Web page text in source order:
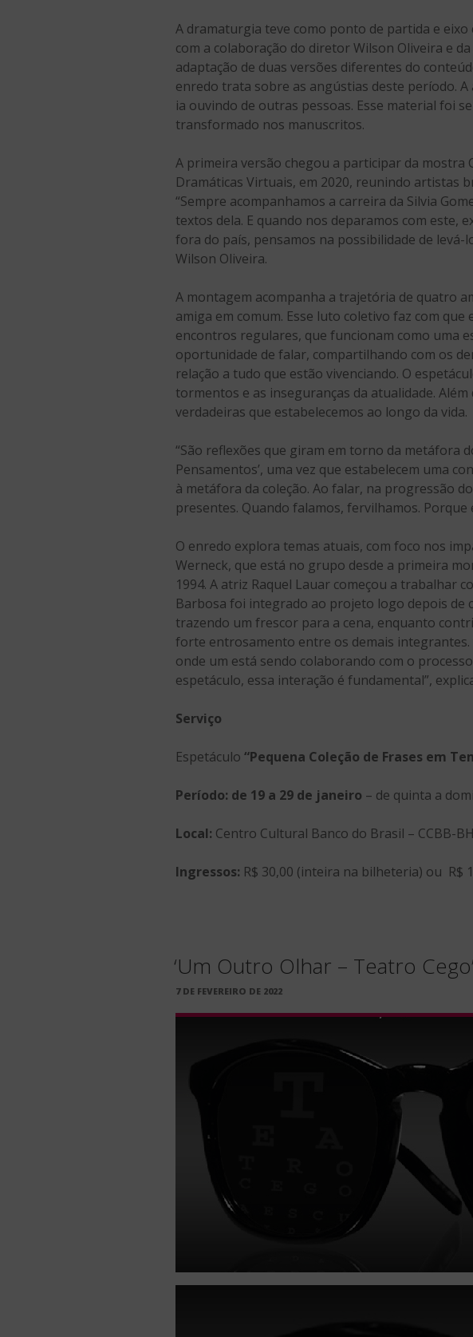
A dramaturgia teve como ponto de partida e
com a colaboração do diretor Wilson Oliveira e
adaptação de duas versões diferentes do
enredo trata sobre as angústias deste período.
ia ouvindo de outras pessoas. Esse material foi
transformado nos manuscritos.
A primeira versão chegou a participar da mostra
Dramáticas Virtuais, em 2020, reunindo artistas
“Sempre acompanhamos a carreira da Silvia
textos dela. E quando nos deparamos com este,
fora do país, pensamos na possibilidade de
Wilson Oliveira.
A montagem acompanha a trajetória de quatro
amiga em comum. Esse luto coletivo faz com
encontros regulares, que funcionam como uma
oportunidade de falar, compartilhando com os
relação a tudo que estão vivenciando. O
tormentos e as inseguranças da atualidade.
verdadeiras que estabelecemos ao longo da vida.
“São reflexões que giram em torno da metáfora
Pensamentos’, uma vez que estabelecem uma
à metáfora da coleção. Ao falar, na progressão
presentes. Quando falamos, fervilhamos. Porque
O enredo explora temas atuais, com foco nos
Werneck, que está no grupo desde a primeira
1994. A atriz Raquel Lauar começou a trabalhar
Barbosa foi integrado ao projeto logo depois de
trazendo um frescor para a cena, enquanto
forte entrosamento entre os demais integrantes.
onde um está sendo colaborando com o
espetáculo, essa interação é fundamental”,
Serviço
Espetáculo “Pequena Coleção de Frases em
Período: de 19 a 29 de janeiro – de quinta a
Local: Centro Cultural Banco do Brasil – CCBB-
Ingressos: R$ 30,00 (inteira na bilheteria) ou R$
‘Um Outro Olhar – Teatro
PUBLICADO
7 DE FEVEREIRO DE 2022